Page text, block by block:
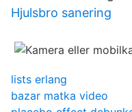
Hjulsbro sanering
lists erlang
bazar matka video